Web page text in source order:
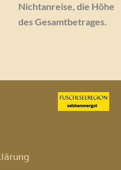
Nichtanreise, die Höhe
des Gesamtbetrages.